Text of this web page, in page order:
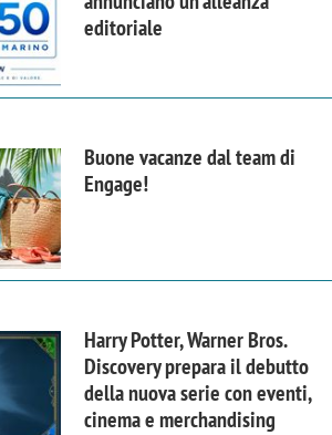
editoriale
Buone vacanze dal team di
Engage!
Harry Potter, Warner Bros.
Discovery prepara il debutto
della nuova serie con eventi,
cinema e merchandising